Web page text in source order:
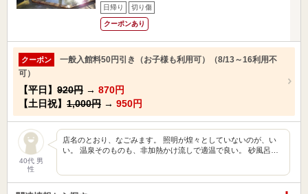
日帰り 切り傷
クーポンあり
クーポン
一般入館料50円引き（お子様も利用可）（8/13～16利用不
可）
【平日】 920円 → 870円
【土日祝】 1,000円 → 950円
40代 男
性
店名のとおり、なごみます。 照明が煌々としていないのが、い
い。 温泉そのものも、非加熱かけ流しで適温で良い。 砂風呂…